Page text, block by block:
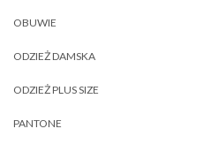
OBUWIE
ODZIEŻ DAMSKA
ODZIEŻ PLUS SIZE
PANTONE